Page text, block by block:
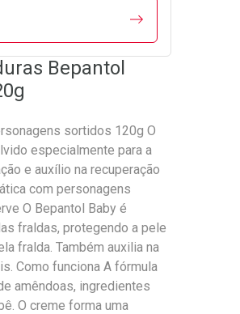
Bepantol
sortidos 120g O
especialmente para a
e auxílio na recuperação
com personagens
O Bepantol Baby é
fraldas, protegendo a pele
fralda. Também auxilia na
Como funciona A fórmula
amêndoas, ingredientes
O creme forma uma